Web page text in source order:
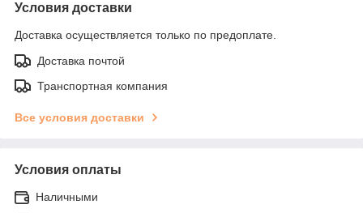
Условия доставки
Доставка осуществляется только по предоплате.
Доставка почтой
Транспортная компания
Все условия доставки
Условия оплаты
Наличными